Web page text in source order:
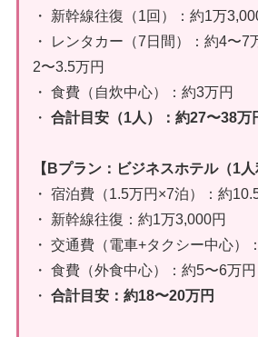
・ 新幹線往復（1回）：約1万
・ レンタカー（7日間）：約4〜
2〜3.5万円
・ 食費（自炊中心）：約3万円
・ 合計目安（1人）：約27〜38万
【Bプラン：ビジネスホテル（1人
・ 宿泊費（1.5万円×7泊）：約
・ 新幹線往復：約1万3,000円
・ 交通費（電車+タクシー中心）
・ 食費（外食中心）：約5〜6万円
・ 合計目安：約18〜20万円